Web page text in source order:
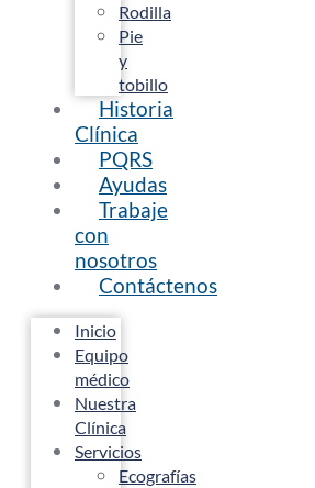
Rodilla
Pie
y
tobillo
Historia
Clínica
PQRS
Ayudas
Trabaje
con
nosotros
Contáctenos
Inicio
Equipo
médico
Nuestra
Clínica
Servicios
Ecografías